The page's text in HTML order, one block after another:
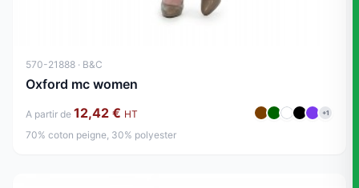
570-21888 · B&C
Oxford mc women
A partir de 12,42 € HT +1
70% coton peigne, 30% polyester